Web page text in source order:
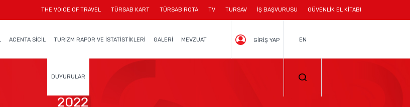
THE VOICE OF TRAVEL TÜRSAB KART TÜRSAB ROTA TV TURSAV İŞ BAŞVURUSU GÜVENLİK EL KİTABI
ACENTA SİCİL TURİZM RAPOR VE İSTATİSTİKLERİ GALERİ MEVZUAT
DUYURULAR
GİRİŞ YAP EN
2022